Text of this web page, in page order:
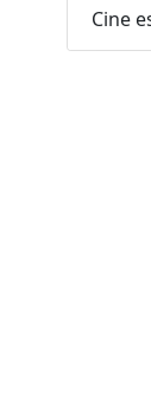
Cine